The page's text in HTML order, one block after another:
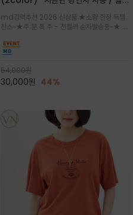
피부에 잘 달라붙지 않아 통기성이 탁월
md강력추천 2026 신상품 ★소량 한정 득템
찬스~★주.문.폭.주 - 전컬러 순차발송중~★ 감
라인과 여유 있는 스탠다드 핏으로 부담 없이 착
용/과하지 않은 프린트 디테일이 룩에 세련된 위
트를 더해 데일리 룩에 포인트
54,000원
30,000원 44%